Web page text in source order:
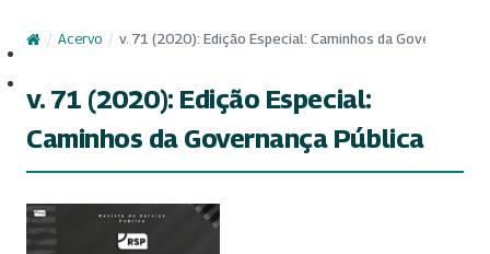
CONTEÚDO
/ Acervo / v. 71 (2020): Edição Especial: Caminhos da Governança
v. 71 (2020): Edição Especial:
Caminhos da Governança Pública